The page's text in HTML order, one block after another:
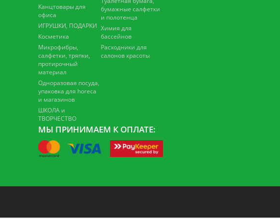
Канцтовары для
офиса
ИГРУШКИ, ПОДАРКИ
Косметика
Микрофибры,
салфетки, тряпки,
протирочный
материал
Одноразовая посуда,
упаковка для horeca
и магазинов
ШКОЛА и
ТВОРЧЕСТВО
бумажные салфетки
и полотенца
Химия для
бассейнов
Расходники для
салонов красоты
МЫ ПРИНИМАЕМ К ОПЛАТЕ: